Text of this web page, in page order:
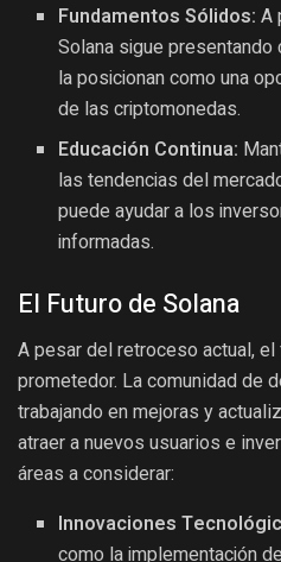
Fundamentos Sólidos: A
Solana sigue
la posicionan como una
de las criptomonedas.
Educación Continua:
las tendencias del
puede ayudar a los
informadas.
El Futuro de Solana
A pesar del retroceso actual,
prometedor. La comunidad de
trabajando en mejoras y
atraer a nuevos usuarios e
áreas a considerar:
Innovaciones
como la implementación